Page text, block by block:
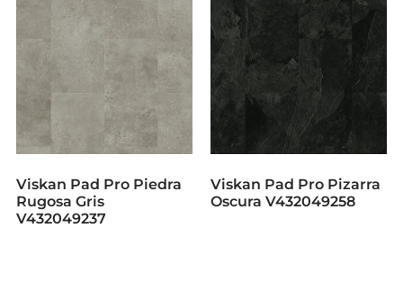
Viskan Pad Pro Piedra
Rugosa Gris
V432049237
Viskan Pad Pro Pizarra
Oscura V432049258